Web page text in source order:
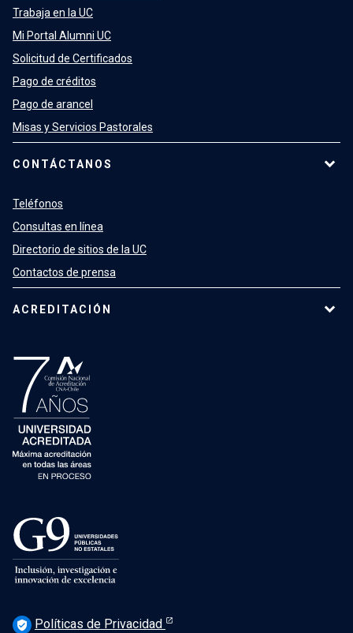
Trabaja en la UC
Mi Portal Alumni UC
Solicitud de Certificados
Pago de créditos
Pago de arancel
Misas y Servicios Pastorales
CONTÁCTANOS
Teléfonos
Consultas en línea
Directorio de sitios de la UC
Contactos de prensa
ACREDITACIÓN
verified_user Políticas de Privacidad